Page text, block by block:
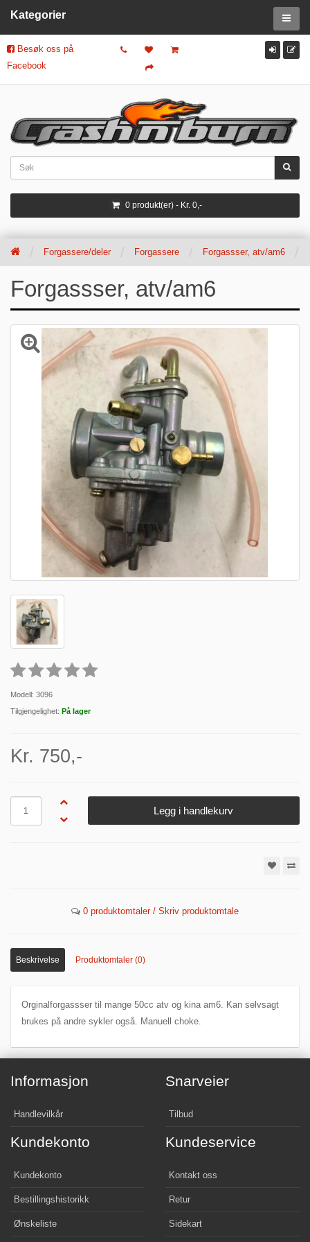
Besøk oss på
Facebook
0 produkt(er) - Kr. 0,-
Kategorier
Forgassere/deler Forgassere Forgassser, atv/am6
Forgassser, atv/am6
Modell: 3096
Tilgjengelighet: På lager
Kr. 750,-
Legg i handlekurv
0 produktomtaler / Skriv produktomtale
Beskrivelse Produktomtaler (0)
Orginalforgassser til mange 50cc atv og kina am6. Kan selvsagt
brukes på andre sykler også. Manuell choke.
Informasjon
Handlevilkår
Snarveier
Tilbud
Kundekonto
Kundekonto
Bestillingshistorikk
Ønskeliste
Kundeservice
Kontakt oss
Retur
Sidekart